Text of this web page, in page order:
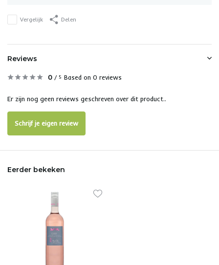
Vergelijk Delen
Reviews
0 / 5 Based on 0 reviews
Er zijn nog geen reviews geschreven over dit product..
Schrijf je eigen review
Eerder bekeken